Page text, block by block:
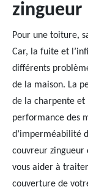
zingueur
Pour une toiture,
Car, la fuite et
différents
de la maison. La
de la charpente
performance des
d’imperméabilité
couvreur zingueur
vous aider à
couverture de